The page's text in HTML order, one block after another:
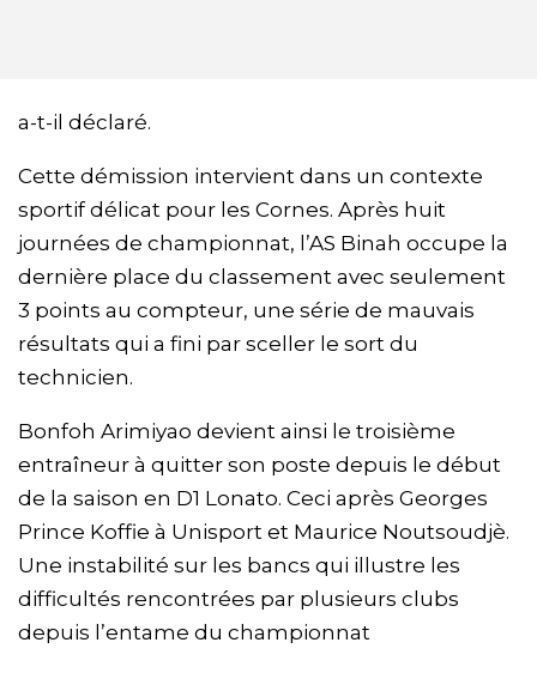
a-t-il déclaré.
Cette démission intervient dans un contexte
sportif délicat pour les Cornes. Après huit
journées de championnat, l’AS Binah occupe la
dernière place du classement avec seulement
3 points au compteur, une série de mauvais
résultats qui a fini par sceller le sort du
technicien.
Bonfoh Arimiyao devient ainsi le troisième
entraîneur à quitter son poste depuis le début
de la saison en D1 Lonato. Ceci après Georges
Prince Koffie à Unisport et Maurice Noutsoudjè.
Une instabilité sur les bancs qui illustre les
difficultés rencontrées par plusieurs clubs
depuis l’entame du championnat